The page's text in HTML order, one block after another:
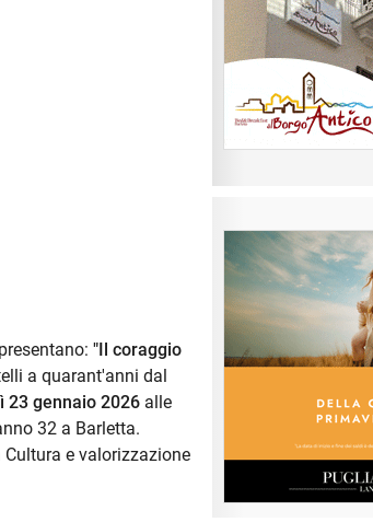
"Il coraggio
a quarant'anni dal
23 gennaio 2026alle
32 a Barletta.
e valorizzazione